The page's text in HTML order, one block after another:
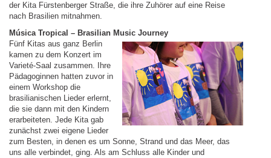
der Kita Fürstenberger Straße, die ihre Zuhörer auf eine Reise
nach Brasilien mitnahmen.
Música Tropical – Brasilian Music Journey
Fünf Kitas aus ganz Berlin
kamen zu dem Konzert im
Varieté-Saal zusammen. Ihre
Pädagoginnen hatten zuvor in
einem Workshop die
brasilianischen Lieder erlernt,
die sie dann mit den Kindern
erarbeiteten. Jede Kita gab
zunächst zwei eigene Lieder
zum Besten, in denen es um Sonne, Strand und das Meer, das
uns alle verbindet, ging. Als am Schluss alle Kinder und